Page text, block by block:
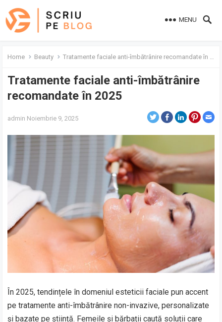
MENU
Home Beauty Tratamente faciale anti-îmbătrânire recomandate în 2025
Tratamente faciale anti-îmbătrânire
recomandate în 2025
admin Noiembrie 9, 2025
În 2025, tendințele în domeniul esteticii faciale pun accent
pe tratamente anti-îmbătrânire non-invazive, personalizate
și bazate pe știință. Femeile și bărbații caută soluții care